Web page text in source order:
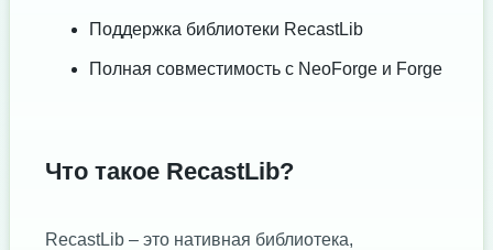
Поддержка библиотеки RecastLib
Полная совместимость с NeoForge и Forge
Что такое RecastLib?
RecastLib – это нативная библиотека,